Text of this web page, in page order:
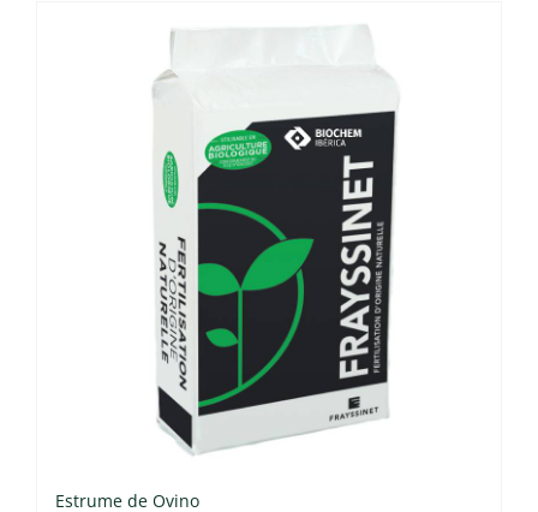
Estrume de Ovino